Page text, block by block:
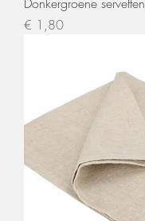
Prijs
€ 1,80